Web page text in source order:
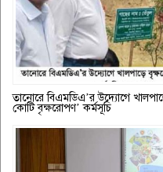
তানোরে বিএমডিএ’র উদ্যোগে
কোটি বৃক্ষরোপণ’ কর্মসূচি